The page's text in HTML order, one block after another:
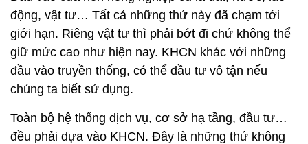
động, vật tư… Tất cả những thứ này đã chạm tới
giới hạn. Riêng vật tư thì phải bớt đi chứ không thể
giữ mức cao như hiện nay. KHCN khác với những
đầu vào truyền thống, có thể đầu tư vô tận nếu
chúng ta biết sử dụng.
Toàn bộ hệ thống dịch vụ, cơ sở hạ tầng, đầu tư…
đều phải dựa vào KHCN. Đây là những thứ không